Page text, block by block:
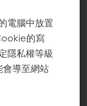
電腦中放置
的寫
隱私權等級
導至網站